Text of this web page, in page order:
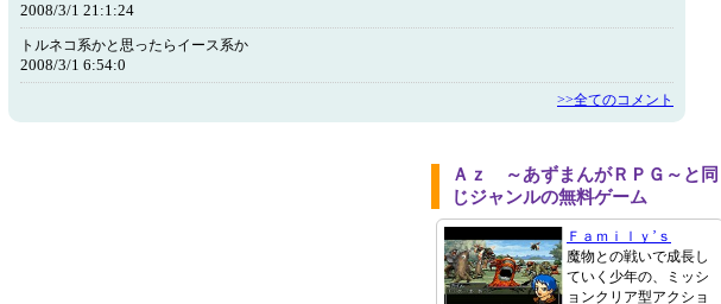
2008/3/1 21:1:24
トルネコ系かと思ったらイース系か
2008/3/1 6:54:0
>>全てのコメント
Ａｚ ～あずまんがＲＰＧ～と同
じジャンルの無料ゲーム
Ｆａｍｉｌｙ’ｓ
魔物との戦いで成長し
ていく少年の、ミッシ
ョンクリア型アクショ